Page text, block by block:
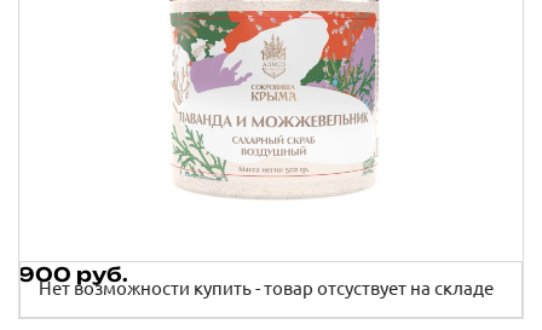
900 руб.
Нет возможности купить - товар отсуствует на складе